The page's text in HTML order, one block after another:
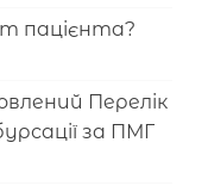
пацієнта?
Перелік
за ПМГ